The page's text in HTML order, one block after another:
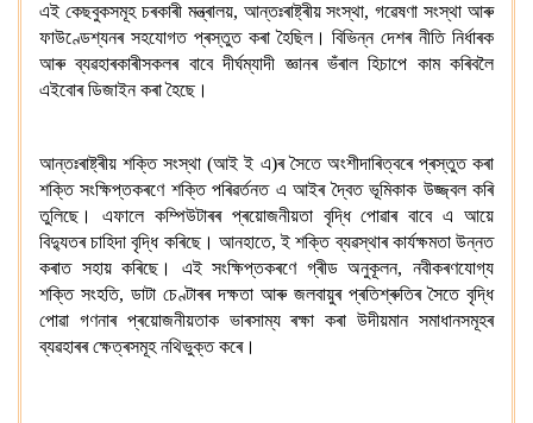
এই কেছবুকসমূহ চৰকাৰী মন্ত্ৰালয়, আন্তঃৰাষ্ট্ৰীয় সংস্থা, গৱেষণা সংস্থা আৰু
ফাউণ্ডেশ্যনৰ সহযোগত প্ৰস্তুত কৰা হৈছিল। বিভিন্ন দেশৰ নীতি নিৰ্ধাৰক
আৰু ব্যৱহাৰকাৰীসকলৰ বাবে দীৰ্ঘম্যাদী জ্ঞানৰ ভঁৰাল হিচাপে কাম কৰিবলৈ
এইবোৰ ডিজাইন কৰা হৈছে।
আন্তঃৰাষ্ট্ৰীয় শক্তি সংস্থা (আই ই এ)ৰ সৈতে অংশীদাৰিত্বৰে প্ৰস্তুত কৰা
শক্তি সংক্ষিপ্তকৰণে শক্তি পৰিৱৰ্তনত এ আইৰ দ্বৈত ভূমিকাক উজ্জ্বল কৰি
তুলিছে। এফালে কম্পিউটাৰৰ প্ৰয়োজনীয়তা বৃদ্ধি পোৱাৰ বাবে এ আয়ে
বিদ্যুতৰ চাহিদা বৃদ্ধি কৰিছে। আনহাতে, ই শক্তি ব্যৱস্থাৰ কাৰ্যক্ষমতা উন্নত
কৰাত সহায় কৰিছে। এই সংক্ষিপ্তকৰণে গ্ৰীড অনুকূলন, নবীকৰণযোগ্য
শক্তি সংহতি, ডাটা চেণ্টাৰৰ দক্ষতা আৰু জলবায়ুৰ প্ৰতিশ্ৰুতিৰ সৈতে বৃদ্ধি
পোৱা গণনাৰ প্ৰয়োজনীয়তাক ভাৰসাম্য ৰক্ষা কৰা উদীয়মান সমাধানসমূহৰ
ব্যৱহাৰৰ ক্ষেত্ৰসমূহ নথিভুক্ত কৰে।